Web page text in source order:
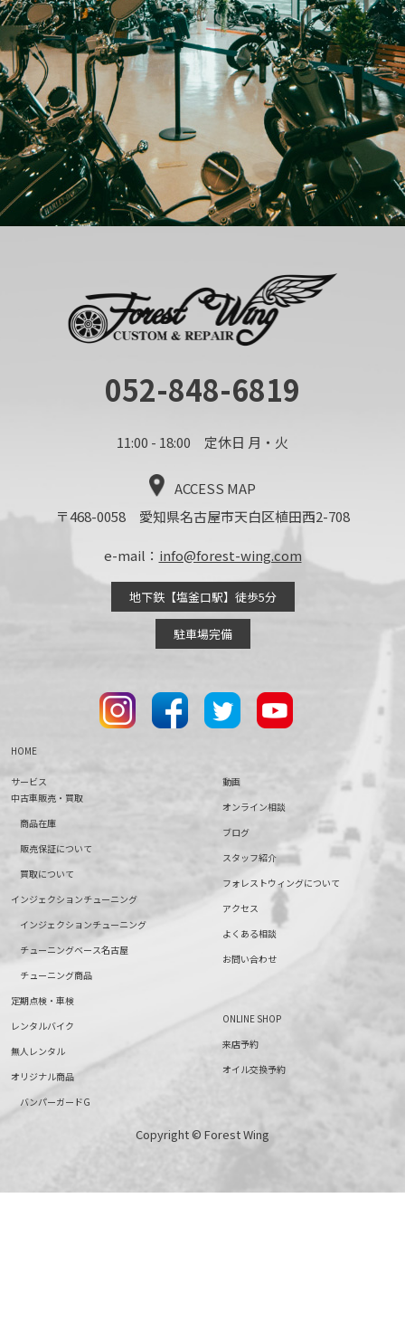
052-848-6819
11:00 - 18:00 定休日 月・火
ACCESS MAP
〒468-0058 愛知県名古屋市天白区植田西2-708
e-mail： info@forest-wing.com
地下鉄【塩釜口駅】徒歩5分
駐車場完備
HOME
サービス
中古車販売・買取
商品在庫
販売保証について
買取について
インジェクションチューニング
インジェクションチューニング
チューニングベース名古屋
チューニング商品
定期点検・車検
レンタルバイク
無人レンタル
オリジナル商品
バンパーガードG
動画
オンライン相談
ブログ
スタッフ紹介
フォレストウィングについて
アクセス
よくある相談
お問い合わせ
ONLINE SHOP
来店予約
オイル交換予約
Copyright © Forest Wing